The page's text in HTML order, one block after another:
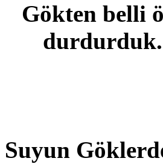
Gökten belli
durdurduk.
Suyun